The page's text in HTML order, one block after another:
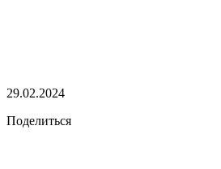
29.02.2024
Поделиться